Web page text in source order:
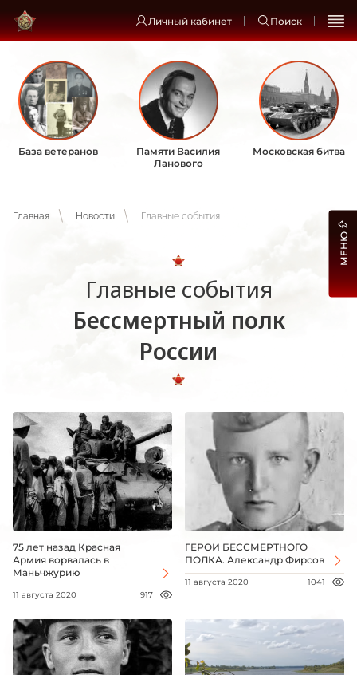
Личный кабинет Поиск
База ветеранов
Памяти Василия
Ланового
Московская битва
Главная Новости Главные события
Главные события
Бессмертный полк
России
75 лет назад Красная
Армия ворвалась в
Маньчжурию
11 августа 2020 917
ГЕРОИ БЕССМЕРТНОГО
ПОЛКА. Александр Фирсов
11 августа 2020 1041
МЕНЮ